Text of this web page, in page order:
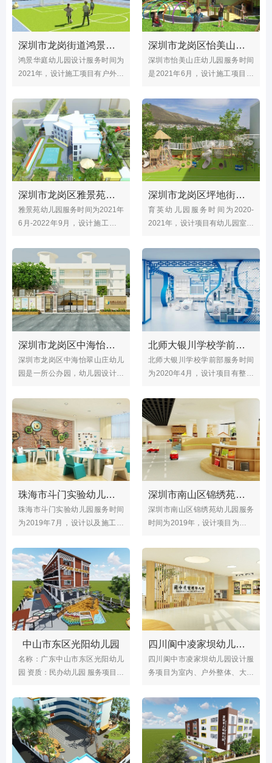
深圳市龙岗街道鸿景华庭幼儿园（户外效果图）
鸿景华庭幼儿园设计服务时间为
2021年，设计施工项目有户外玩
水池等鸿景华庭幼儿园场地占地
面积3228㎡，园内外设备设
深圳市龙岗区怡美山庄幼儿园（户外操场、大型玩具）
深圳市怡美山庄幼儿园服务时间
是2021年6月，设计施工项目有
门，操场，大型玩具等；怡美山
庄幼儿园位于龙岗区横岗街道康
乐路23-30号
深圳市龙岗区雅景苑幼儿园（户外操场、游乐玩具）
雅景苑幼儿园服务时间为2021年
6月-2022年9月，设计施工项目
厨房餐厅等；雅景苑幼儿园位于
横岗街道莲心路9号，是深圳市
一级幼儿园，占地面积2500平方
米，建筑面积2473平方米。
深圳市龙岗区坪地街道育英幼儿园（户外大型玩具）
育英幼儿园服务时间为2020-
2021年，设计项目有幼儿园室内
儿园玩具等；育英幼儿园创办于
2012年4月，并于2020年6月转
为公办幼儿园
深圳市龙岗区中海怡翠山庄幼儿园（整体改造）
深圳市龙岗区中海怡翠山庄幼儿
园是一所公办园，幼儿园设计时
儿园室内外设计与施工；怡翠山
庄幼儿园户外有大型玩具、滑滑
梯、攀爬墙及户外器械，为孩子
们提供了户外设施设备。
北师大银川学校学前部（室内外整体设计）
北师大银川学校学前部服务时间
为2020年4月，设计项目有整体
体室，会议室，陶艺室，美术
室，科学室，教师办公室，卫生
间，文化长廊等；
珠海市斗门实验幼儿园（整体设计装修）
珠海市斗门实验幼儿园服务时间
为2019年7月，设计以及施工项
修改造，项目面积约4500㎡，设
计风格为现代式风格，斗门区实
验幼儿园是斗门区首家“广东省一
级幼儿园”。
深圳市南山区锦绣苑幼儿园
深圳市南山区锦绣苑幼儿园服务
时间为2019年，设计项目为幼儿
设计风格，幼儿园配有户外活动
场地、沙池、室内综合运动场、
舞蹈室、美术室、图书室等功能
活动教室。
中山市东区光阳幼儿园
名称：广东中山市东区光阳幼儿
园 资质：民办幼儿园 服务项目：
的设计以及施工 服务时间：
2018年5月
四川阆中凌家坝幼儿园（整体设计）
四川阆中市凌家坝幼儿园设计服
务项目为室内、户外整体、大型
凌家坝幼儿园室内9000多平方
米，室外6000多平方米